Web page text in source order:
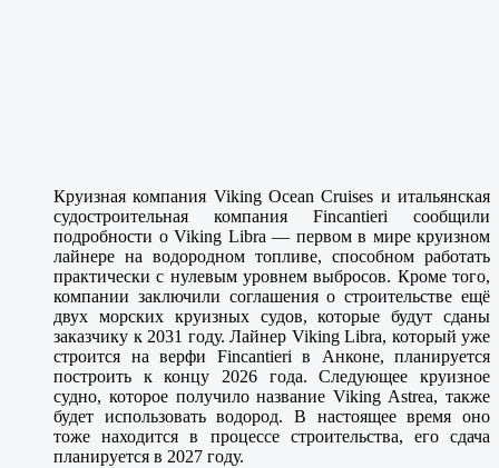
Круизная компания Viking Ocean Cruises и итальянская
судостроительная компания Fincantieri сообщили
подробности о Viking Libra — первом в мире круизном
лайнере на водородном топливе, способном работать
практически с нулевым уровнем выбросов. Кроме того,
компании заключили соглашения о строительстве ещё
двух морских круизных судов, которые будут сданы
заказчику к 2031 году. Лайнер Viking Libra, который уже
строится на верфи Fincantieri в Анконе, планируется
построить к концу 2026 года. Следующее круизное
судно, которое получило название Viking Astrea, также
будет использовать водород. В настоящее время оно
тоже находится в процессе строительства, его сдача
планируется в 2027 году.